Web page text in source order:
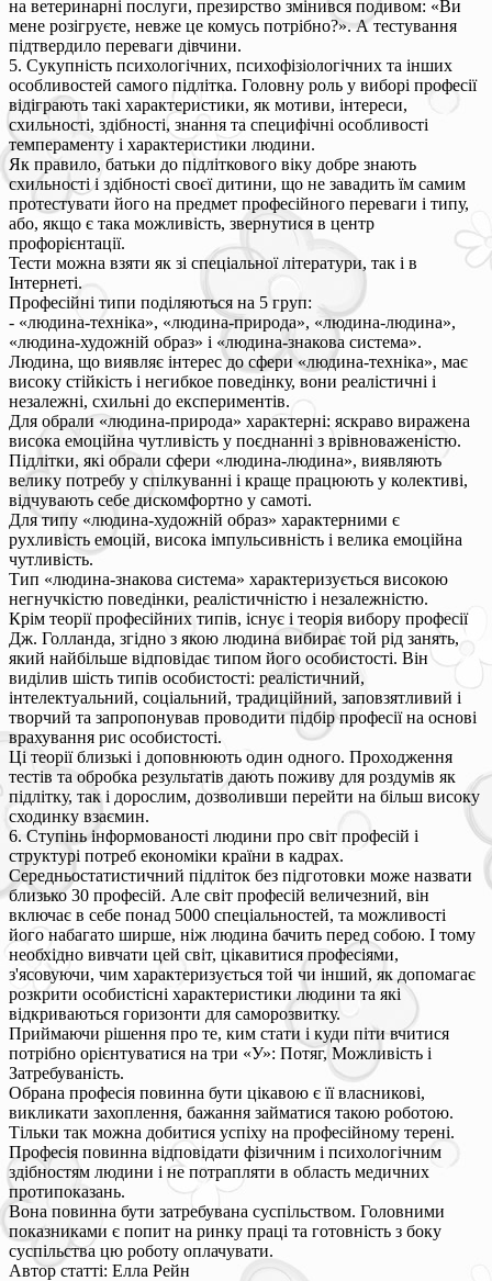
на ветеринарні послуги, презирство змінився подивом: «Ви
мене розігруєте, невже це комусь потрібно?». А тестування
підтвердило переваги дівчини.
5. Сукупність психологічних, психофізіологічних та інших
особливостей самого підлітка. Головну роль у виборі професії
відіграють такі характеристики, як мотиви, інтереси,
схильності, здібності, знання та специфічні особливості
темпераменту і характеристики людини.
Як правило, батьки до підліткового віку добре знають
схильності і здібності своєї дитини, що не завадить їм самим
протестувати його на предмет професійного переваги і типу,
або, якщо є така можливість, звернутися в центр
профорієнтації.
Тести можна взяти як зі спеціальної літератури, так і в
Інтернеті.
Професійні типи поділяються на 5 груп:
- «людина-техніка», «людина-природа», «людина-людина»,
«людина-художній образ» і «людина-знакова система».
Людина, що виявляє інтерес до сфери «людина-техніка», має
високу стійкість і негибкое поведінку, вони реалістичні і
незалежні, схильні до експериментів.
Для обрали «людина-природа» характерні: яскраво виражена
висока емоційна чутливість у поєднанні з врівноваженістю.
Підлітки, які обрали сфери «людина-людина», виявляють
велику потребу у спілкуванні і краще працюють у колективі,
відчувають себе дискомфортно у самоті.
Для типу «людина-художній образ» характерними є
рухливість емоцій, висока імпульсивність і велика емоційна
чутливість.
Тип «людина-знакова система» характеризується високою
негнучкістю поведінки, реалістичністю і незалежністю.
Крім теорії професійних типів, існує і теорія вибору професії
Дж. Голланда, згідно з якою людина вибирає той рід занять,
який найбільше відповідає типом його особистості. Він
виділив шість типів особистості: реалістичний,
інтелектуальний, соціальний, традиційний, заповзятливий і
творчий та запропонував проводити підбір професії на основі
врахування рис особистості.
Ці теорії близькі і доповнюють один одного. Проходження
тестів та обробка результатів дають поживу для роздумів як
підлітку, так і дорослим, дозволивши перейти на більш високу
сходинку взаємин.
6. Ступінь інформованості людини про світ професій і
структурі потреб економіки країни в кадрах.
Середньостатистичний підліток без підготовки може назвати
близько 30 професій. Але світ професій величезний, він
включає в себе понад 5000 спеціальностей, та можливості
його набагато ширше, ніж людина бачить перед собою. І тому
необхідно вивчати цей світ, цікавитися професіями,
з'ясовуючи, чим характеризується той чи інший, як допомагає
розкрити особистісні характеристики людини та які
відкриваються горизонти для саморозвитку.
Приймаючи рішення про те, ким стати і куди піти вчитися
потрібно орієнтуватися на три «У»: Потяг, Можливість і
Затребуваність.
Обрана професія повинна бути цікавою є її власникові,
викликати захоплення, бажання займатися такою роботою.
Тільки так можна добитися успіху на професійному терені.
Професія повинна відповідати фізичним і психологічним
здібностям людини і не потрапляти в область медичних
протипоказань.
Вона повинна бути затребувана суспільством. Головними
показниками є попит на ринку праці та готовність з боку
суспільства цю роботу оплачувати.
Автор статті: Елла Рейн